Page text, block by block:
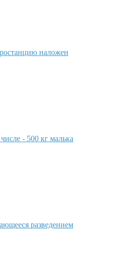
наложен
- 500 кг малька
разведением